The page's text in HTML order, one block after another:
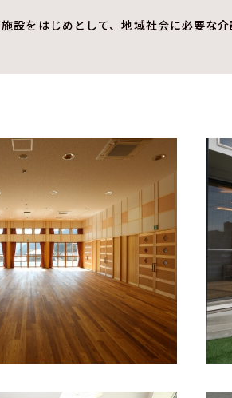
設をはじめとして、地域社会に必要な